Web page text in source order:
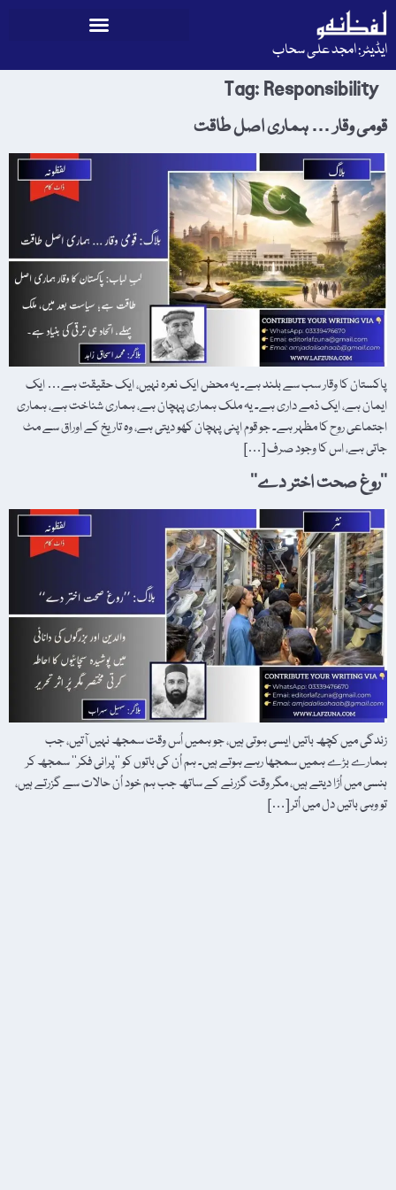
ایڈیٹر: امجد علی سحاب
Tag:Responsibility
قومی وقار … ہماری اصل طاقت
پاکستان کا وقار سب سے بلند ہے۔ یہ محض ایک نعرہ نہیں، ایک حقیقت ہے… ایک
ایمان ہے، ایک ذمے داری ہے۔ یہ ملک ہماری پہچان ہے، ہماری شناخت ہے، ہماری
اجتماعی روح کا مظہر ہے۔ جو قوم اپنی پہچان کھو دیتی ہے، وہ تاریخ کے اوراق سے مٹ
جاتی ہے، اس کا وجود صرف […]
’’روغ صحت اختر دے‘‘
زندگی میں کچھ باتیں ایسی ہوتی ہیں، جو ہمیں اُس وقت سمجھ نہیں آتیں، جب
ہمارے بڑے ہمیں سمجھا رہے ہوتے ہیں۔ ہم اُن کی باتوں کو ’’پرانی فکر‘‘ سمجھ کر
ہنسی میں اُڑا دیتے ہیں، مگر وقت گزرنے کے ساتھ جب ہم خود اُن حالات سے گزرتے ہیں،
تو وہی باتیں دل میں اُتر […]